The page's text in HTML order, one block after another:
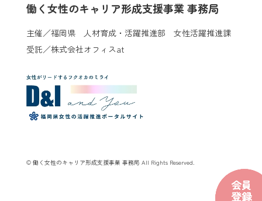
働く女性のキャリア形成支援事業 事務局
主催／福岡県 人材育成・活躍推進部 女性活躍推進課
受託／株式会社オフィスat
© 働く女性のキャリア形成支援事業 事務局 All Rights Reserved.